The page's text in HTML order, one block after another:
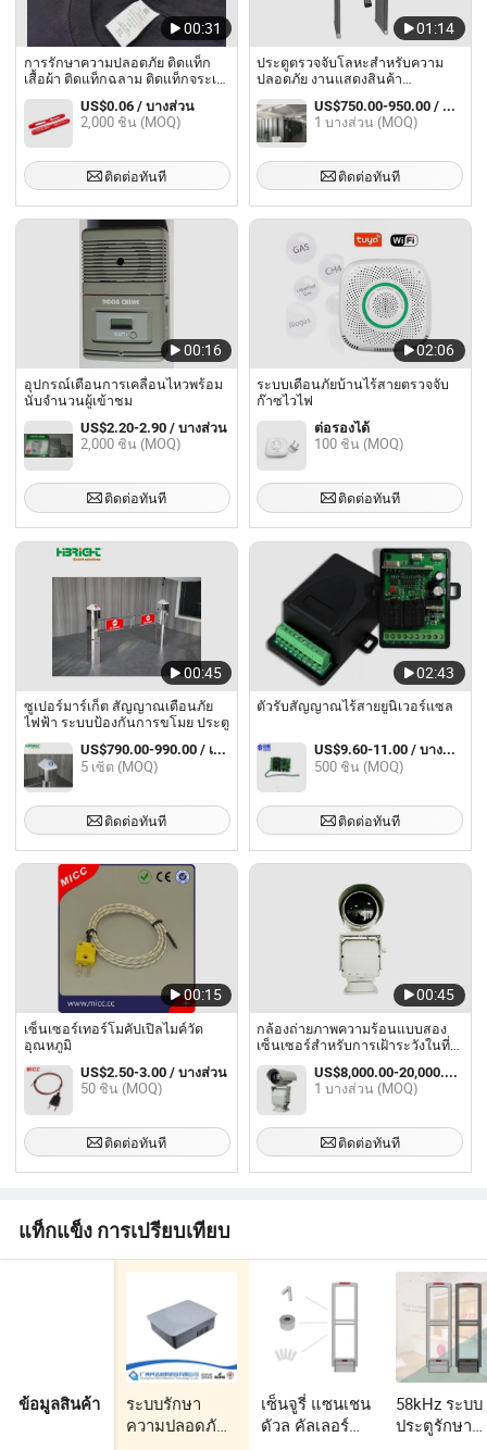
00:31
การรักษาความปลอดภัย ติดแท็ก
เสื้อผ้า ติดแท็กฉลาม ติดแท็กจระเข้
ติดแท็ก EAS ติดแท็กคืนเงิน
US$0.06 / บางส่วน
2,000 ชิ้น (MOQ)
ติดต่อทันที
01:14
ประตูตรวจจับโลหะสำหรับความ
ปลอดภัย งานแสดงสินค้า
พิพิธภัณฑ์ (XYT2101S)
US$750.00-950.00 / บางส่วน
1 บางส่วน (MOQ)
ติดต่อทันที
00:16
อุปกรณ์เตือนการเคลื่อนไหวพร้อม
นับจำนวนผู้เข้าชม
US$2.20-2.90 / บางส่วน
2,000 ชิ้น (MOQ)
ติดต่อทันที
02:06
ระบบเตือนภัยบ้านไร้สายตรวจจับ
ก๊าซไวไฟ
ต่อรองได้
100 ชิ้น (MOQ)
ติดต่อทันที
00:45
ซูเปอร์มาร์เก็ต สัญญาณเตือนภัย
ไฟฟ้า ระบบป้องกันการขโมย ประตู
US$790.00-990.00 / เตรียมตัว
5 เซ็ต (MOQ)
ติดต่อทันที
02:43
ตัวรับสัญญาณไร้สายยูนิเวอร์แซล
US$9.60-11.00 / บางส่วน
500 ชิ้น (MOQ)
ติดต่อทันที
00:15
เซ็นเซอร์เทอร์โมคัปเปิลไมค์วัด
อุณหภูมิ
US$2.50-3.00 / บางส่วน
50 ชิ้น (MOQ)
ติดต่อทันที
00:45
กล้องถ่ายภาพความร้อนแบบสอง
เซ็นเซอร์สำหรับการเฝ้าระวังในที่
มืดระยะไกลในราคาจากโรงงาน
US$8,000.00-20,000.00 / บางส่วน
1 บางส่วน (MOQ)
ติดต่อทันที
แท็กแข็ง การเปรียบเทียบ
ข้อมูลสินค้า
ระบบรักษา
ความปลอดภัย
เซ็นจูรี่ แซนเชน
ดัวล คัลเลอร์
58kHz ระบบ
ประตูรักษา